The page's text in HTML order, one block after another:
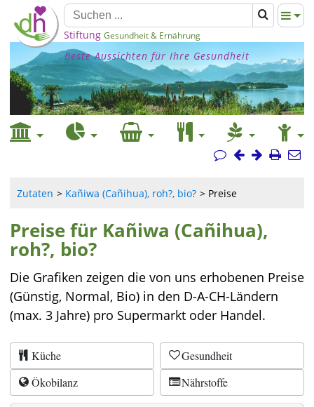
Stiftung Gesundheit & Ernährung
Beste Aussichten für Ihre Gesundheit
Zutaten Kañiwa (Cañihua), roh?, bio? Preise
Preise für Kañiwa (Cañihua),
roh?, bio?
Die Grafiken zeigen die von uns erhobenen Preise
(Günstig, Normal, Bio) in den D-A-CH-Ländern
(max. 3 Jahre) pro Supermarkt oder Handel.
Küche
Gesundheit
Ökobilanz
Nährstoffe